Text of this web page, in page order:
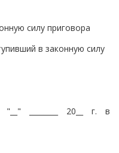
силу приговора
в законную силу
от "__" ________ 20__ г. в